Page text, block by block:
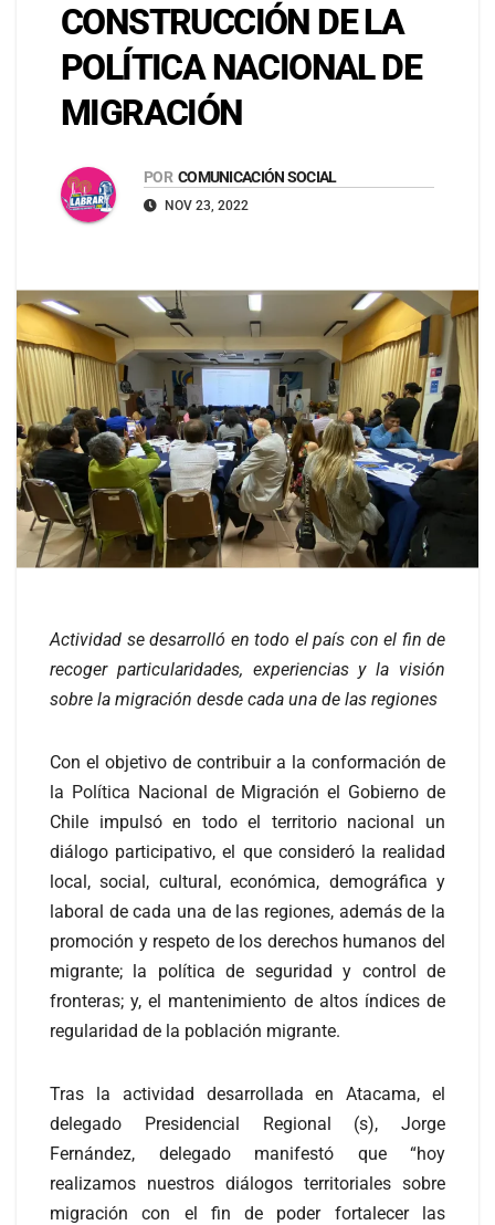
CONSTRUCCIÓN DE LA
POLÍTICA NACIONAL DE
MIGRACIÓN
POR COMUNICACIÓN SOCIAL
NOV 23, 2022
Actividad se desarrolló en todo el país con el fin de
recoger particularidades, experiencias y la visión
sobre la migración desde cada una de las regiones
Con el objetivo de contribuir a la conformación de
la Política Nacional de Migración el Gobierno de
Chile impulsó en todo el territorio nacional un
diálogo participativo, el que consideró la realidad
local, social, cultural, económica, demográfica y
laboral de cada una de las regiones, además de la
promoción y respeto de los derechos humanos del
migrante; la política de seguridad y control de
fronteras; y, el mantenimiento de altos índices de
regularidad de la población migrante.
Tras la actividad desarrollada en Atacama, el
delegado Presidencial Regional (s), Jorge
Fernández, delegado manifestó que “hoy
realizamos nuestros diálogos territoriales sobre
migración con el fin de poder fortalecer las